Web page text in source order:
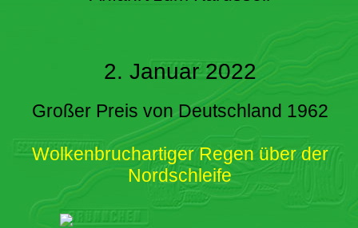
2. Januar 2022
Großer Preis von Deutschland 1962
Wolkenbruchartiger Regen über der
Nordschleife